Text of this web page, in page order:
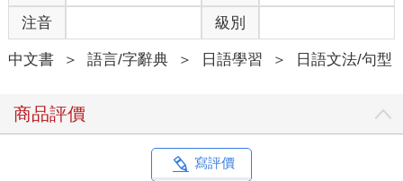
注音 級別
中文書 ＞ 語言/字辭典 ＞ 日語學習 ＞ 日語文法/句型
商品評價
寫評價